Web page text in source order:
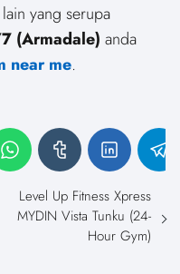
yang serupa
(Armadale) anda
near me.
Level Up Fitness Xpress
MYDIN Vista Tunku (24-
Hour Gym)